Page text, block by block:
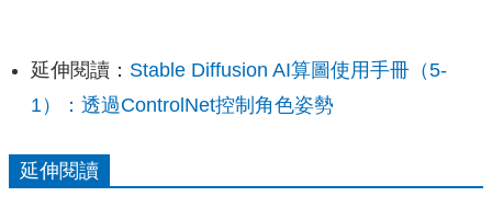
延伸閱讀： Stable Diffusion AI算圖使用手冊（5-
1）：透過ControlNet控制角色姿勢
延伸閱讀